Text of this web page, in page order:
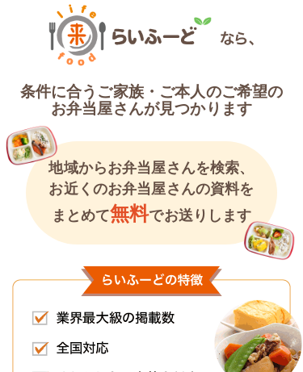
条件に合うご家族・ご本人のご希望の
お弁当屋さんが見つかります
地域からお弁当屋さんを検索、
お近くのお弁当屋さんの資料を
まとめて無料でお送りします